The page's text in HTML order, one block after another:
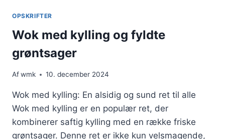
ELSKE
OPSKRIFTER
Wok med kylling og fyldte
grøntsager
Afwmk 10. december 2024
Wok med kylling: En alsidig og sund ret til alle
Wok med kylling er en populær ret, der
kombinerer saftig kylling med en række friske
grøntsager. Denne ret er ikke kun velsmagende,